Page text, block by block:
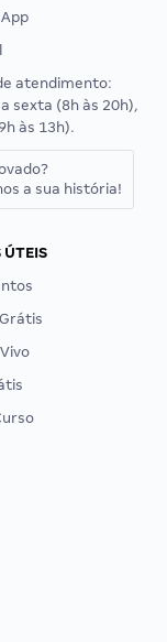
atendimento:
sexta (8h às 20h),
às 13h).
a sua história!
ÚTEIS